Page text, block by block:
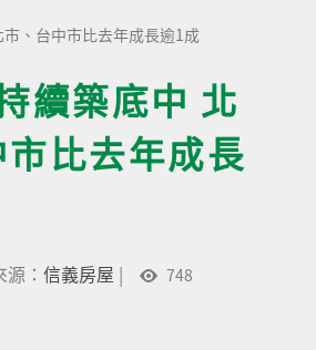
、台中市比去年成長逾1成
續築底中 北
比去年成長
： 信義房屋 | 748